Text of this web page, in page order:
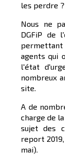
les perdre ?
Nous ne
DGFiP de
permettant
agents qui
l'état
nombreux
site.
A de
charge de
sujet des
report
mai).